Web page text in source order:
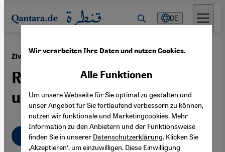
Direkt zum Inhalt springen
DE
Zivilgesellschaft im Sudan · 11.04.2025
Revolutionäre Hilfe von
unten
Deutsch English عربي
Wir verarbeiten Ihre Daten und nutzen Cookies.
Alle Funktionen
Um unsere Webseite für Sie optimal zu gestalten und
unser Angebot für Sie fortlaufend verbessern zu können,
nutzen wir funktionale und Marketingcookies. Mehr
Information zu den Anbietern und der Funktionsweise
finden Sie in unserer Datenschutzerklärung. Klicken Sie
‚Akzeptieren‘, um einzuwilligen. Diese Einwilligung